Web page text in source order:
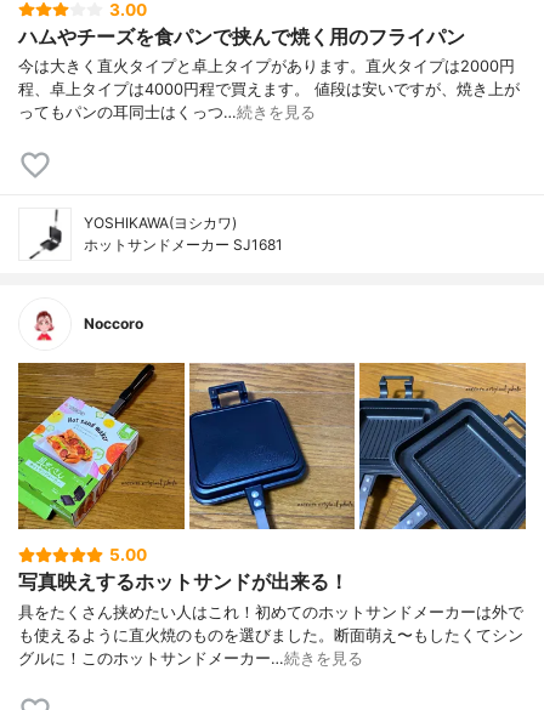
3.00
ハムやチーズを食パンで挟んで焼く用のフライパン
今は大きく直火タイプと卓上タイプがあります。直火タイプは2000円
程、卓上タイプは4000円程で買えます。 値段は安いですが、焼き上が
ってもパンの耳同士はくっつ…続きを見る
YOSHIKAWA(ヨシカワ)
ホットサンドメーカー SJ1681
Noccoro
5.00
写真映えするホットサンドが出来る！
具をたくさん挟めたい人はこれ！初めてのホットサンドメーカーは外で
も使えるように直火焼のものを選びました。断面萌え〜もしたくてシン
グルに！このホットサンドメーカー…続きを見る